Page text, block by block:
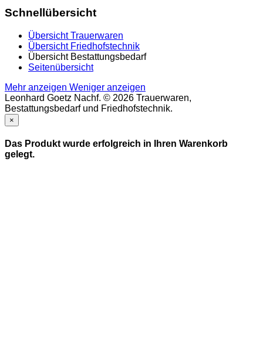
Schnellübersicht
Übersicht Trauerwaren
Übersicht Friedhofstechnik
Übersicht Bestattungsbedarf
Seitenübersicht
Mehr anzeigen Weniger anzeigen
Leonhard Goetz Nachf. © 2026 Trauerwaren,
Bestattungsbedarf und Friedhofstechnik.
×
Das Produkt wurde erfolgreich in Ihren Warenkorb
gelegt.